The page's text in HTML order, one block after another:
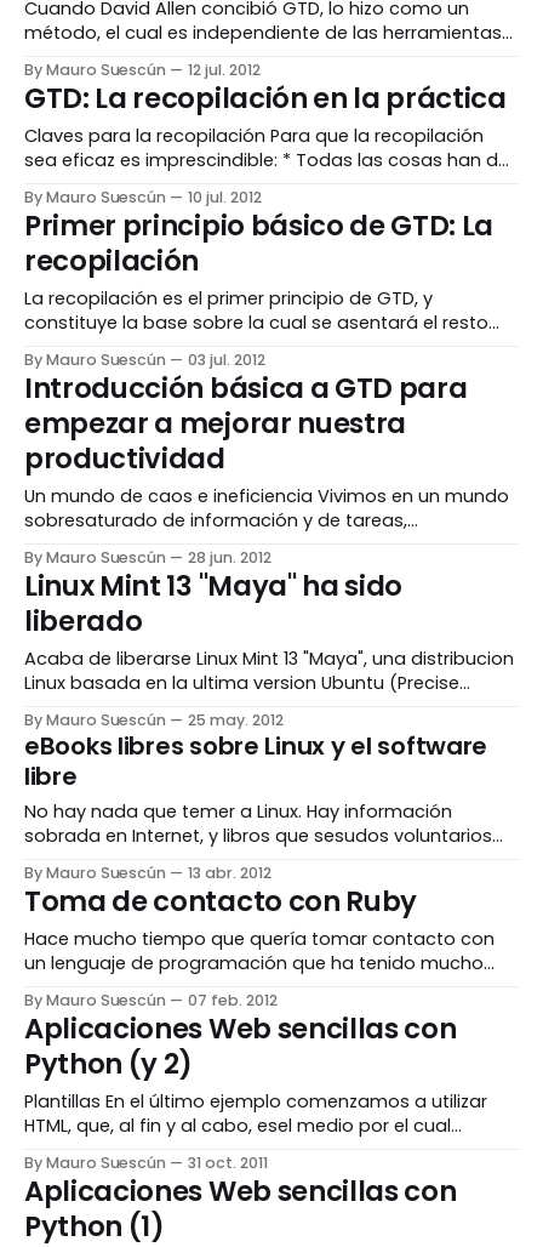
Cuando David Allen concibió GTD, lo hizo como un
método, el cual es independiente de las herramientas
que se utilicen para llevarlo a cabo. En su libro
"Organízate con eficacia", David Allen no expuso unas
herramientas concretas, si no que exponía ejemplos
con algunas herramientas comunes. La herramienta
By Mauro Suescún 12 jul. 2012
GTD: La recopilación en la práctica
Claves para la recopilación Para que la recopilación
sea eficaz es imprescindible: * Todas las cosas han de
estar siempre en el canasto: fuera de la cabeza * Tener
el mínimo de canastos de recopilación necesarios *
Vaciar los canastos regularmente La clave de la
recopilación es RECOPILAR EN EL MOMENTO EN QUE
By Mauro Suescún 10 jul. 2012
Primer principio básico de GTD: La
recopilación
La recopilación es el primer principio de GTD, y
constituye la base sobre la cual se asentará el resto
del método, lo cual determinará los resultados de
productividad y eficacia. ¿En qué consiste la
recopilación? Básicamente, la recopilación consiste en
ir guardando las cosas que después se harán, dejando
recordatorios
By Mauro Suescún 03 jul. 2012
Introducción básica a GTD para
empezar a mejorar nuestra
productividad
Un mundo de caos e ineficiencia Vivimos en un mundo
sobresaturado de información y de tareas,
especialmente cuando la crisis nos pone a prueba
frente a una competencia inmisericorde y ante unos
proveedores y unos clientes de exigencias ilimitadas.
Día a día vamos acumulando correos, pedidos,
By Mauro Suescún 28 jun. 2012
Linux Mint 13 "Maya" ha sido
liberado
Acaba de liberarse Linux Mint 13 "Maya", una distribucion
Linux basada en la ultima version Ubuntu (Precise
Pangolin), con un diseño elegante y atractivo, pero
conservando los gustos y los habitos de los usuarios
tradicionales, por lo que no comparte el criterio de
Ubuntu de un escritorio Unity,
By Mauro Suescún 25 may. 2012
eBooks libres sobre Linux y el software
libre
No hay nada que temer a Linux. Hay información
sobrada en Internet, y libros que sesudos voluntarios
escriben para todos podamos entender y utilizar este
sistema operativo libre. Hay muchos libros sobre
muchos aspectos y temas de Linux y el mundo del
software libre. Los compañeros de LinuxLink han
seleccionado
By Mauro Suescún 13 abr. 2012
Toma de contacto con Ruby
Hace mucho tiempo que quería tomar contacto con
un lenguaje de programación que ha tenido mucho
auge en Japón y en EEUU, y que en España está
tímidamente haciéndose conocer. En los últimos años,
Ruby se está haciendo un hueco importante entre los
lenguajes de programación, especialmente para la
Web,
By Mauro Suescún 07 feb. 2012
Aplicaciones Web sencillas con
Python (y 2)
Plantillas En el último ejemplo comenzamos a utilizar
HTML, que, al fin y al cabo, esel medio por el cual
presentaremos la información en el navegador. El
problema que tenemos es que se mezcla el código de
Python y de HTML, y a la hora de depurar o realizar
modificaciones,
By Mauro Suescún 31 oct. 2011
Aplicaciones Web sencillas con
Python (1)